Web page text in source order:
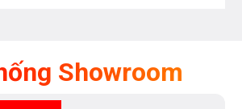
Pit-tông và hoạt động của máy
Showroom